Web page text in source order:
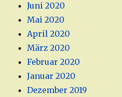
Juni 2020
Mai 2020
April 2020
März 2020
Februar 2020
Januar 2020
Dezember 2019